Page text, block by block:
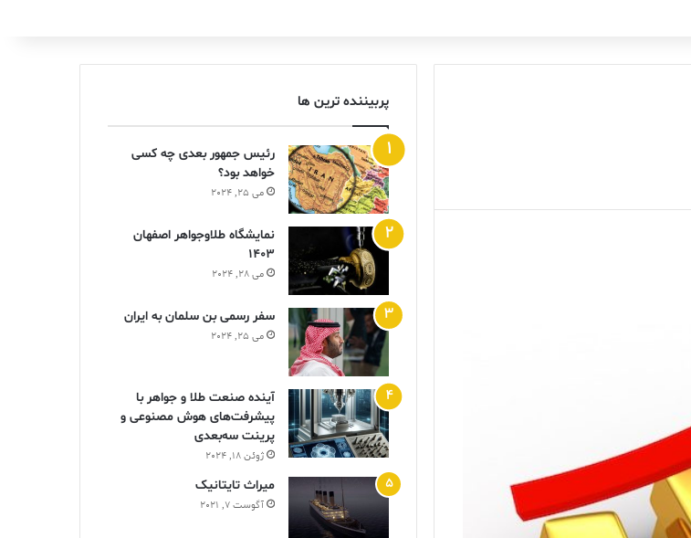
پربیننده ترین ها
رئیس جمهور بعدی چه کسی
خواهد بود؟
می 25, 2024
نمایشگاه طلاوجواهر اصفهان
1403
می 28, 2024
سفر رسمی بن سلمان به ایران
می 25, 2024
آینده صنعت طلا و جواهر با
پیشرفت‌های هوش مصنوعی و
پرینت سه‌بعدی
ژوئن 18, 2024
ميراث تايتانيک
آگوست 7, 2021